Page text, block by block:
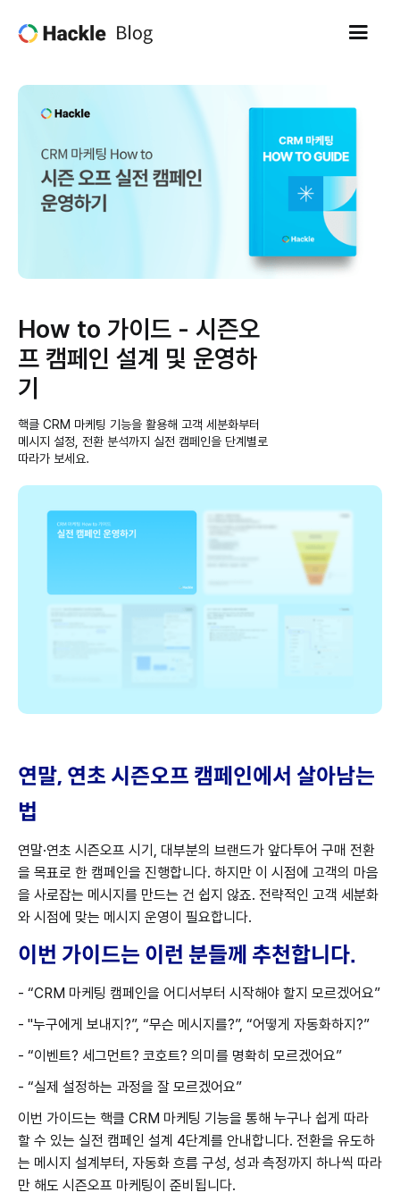
How to 가이드 - 시즌오
프 캠페인 설계 및 운영하
기
핵클 CRM 마케팅 기능을 활용해 고객 세분화부터
메시지 설정, 전환 분석까지 실전 캠페인을 단계별로
따라가 보세요.‍‍
연말, 연초 시즌오프 캠페인에서 살아남는
법
연말·연초 시즌오프 시기, 대부분의 브랜드가 앞다투어 구매 전환
을 목표로 한 캠페인을 진행합니다. 하지만 이 시점에 고객의 마음
을 사로잡는 메시지를 만드는 건 쉽지 않죠. 전략적인 고객 세분화
와 시점에 맞는 메시지 운영이 필요합니다.
이번 가이드는 이런 분들께 추천합니다.
- “CRM 마케팅 캠페인을 어디서부터 시작해야 할지 모르겠어요”
- "누구에게 보내지?”, “무슨 메시지를?”, “어떻게 자동화하지?”
- “이벤트? 세그먼트? 코호트? 의미를 명확히 모르겠어요”
- “실제 설정하는 과정을 잘 모르겠어요”
이번 가이드는 핵클 CRM 마케팅 기능을 통해 누구나 쉽게 따라
할 수 있는 실전 캠페인 설계 4단계를 안내합니다. 전환을 유도하
는 메시지 설계부터, 자동화 흐름 구성, 성과 측정까지 하나씩 따라
만 해도 시즌오프 마케팅이 준비됩니다.